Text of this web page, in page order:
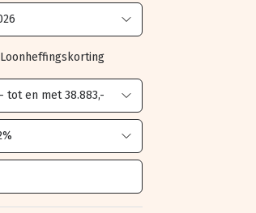
Loonheffingskorting